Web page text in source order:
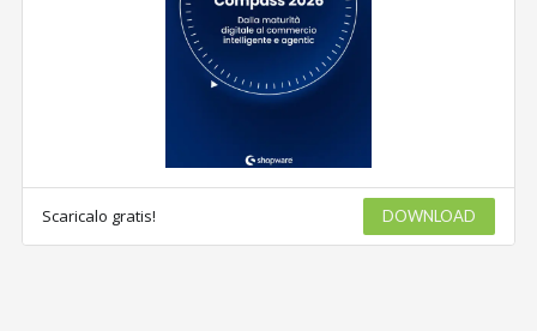
Scaricalo gratis! DOWNLOAD